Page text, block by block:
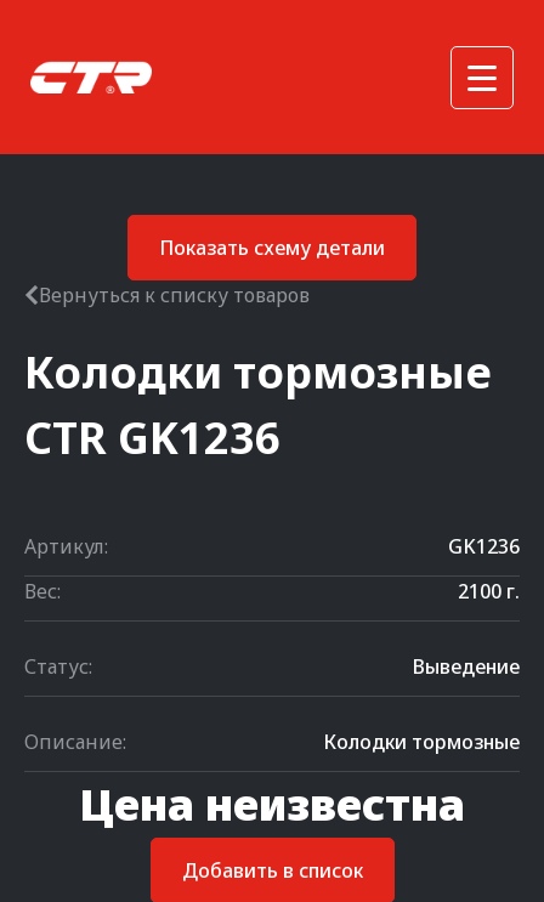
Показать схему детали
Вернуться к списку товаров
Колодки тормозные
CTR GK1236
Артикул:
GK1236
Вес:
2100 г.
Статус: Выведение
Описание: Колодки тормозные
Цена неизвестна
Добавить в список